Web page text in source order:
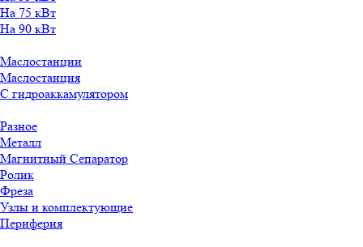
На 75 кВт
На 90 кВт
Маслостанции
Маслостанция
С гидроаккамулятором
Разное
Металл
Магнитный Сепаратор
Ролик
Фреза
Узлы и комплектующие
Периферия